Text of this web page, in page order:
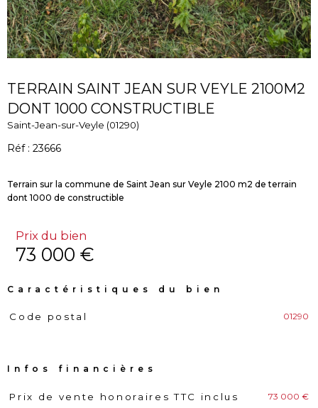
TERRAIN SAINT JEAN SUR VEYLE 2100M2
DONT 1000 CONSTRUCTIBLE
Saint-Jean-sur-Veyle (01290)
Réf : 23666
Terrain sur la commune de Saint Jean sur Veyle 2100 m2 de terrain
Prix du bien
73 000 €
Caractéristiques du bien
Caractéristiques
Code postal 01290
Infos financières
Caractéristiques Valeurs
Prix de vente honoraires TTC inclus 73 000 €